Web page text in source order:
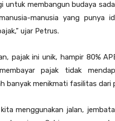
untuk membangun budaya
manusia yang punya
ujar Petrus.
pajak ini unik, hampir 80%
pajak tidak
banyak menikmati fasilitas dari
menggunakan jalan,